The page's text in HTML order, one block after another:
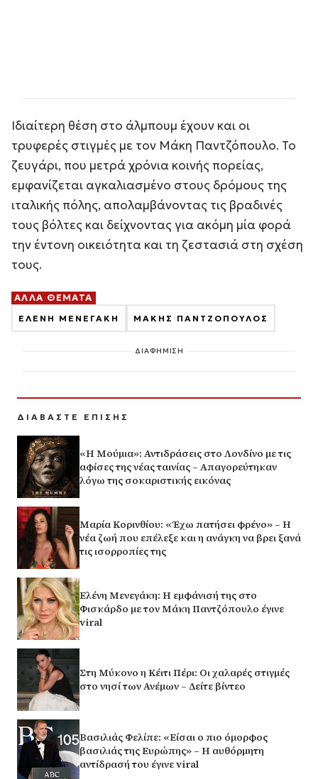
Ιδιαίτερη θέση στο άλμπουμ έχουν και οι
τρυφερές στιγμές με τον Μάκη Παντζόπουλο. Το
ζευγάρι, που μετρά χρόνια κοινής πορείας,
εμφανίζεται αγκαλιασμένο στους δρόμους της
ιταλικής πόλης, απολαμβάνοντας τις βραδινές
τους βόλτες και δείχνοντας για ακόμη μία φορά
την έντονη οικειότητα και τη ζεστασιά στη σχέση
τους.
ΑΛΛΑ ΘΕΜΑΤΑ
ΕΛΕΝΗ ΜΕΝΕΓΑΚΗ ΜΑΚΗΣ ΠΑΝΤΖΟΠΟΥΛΟΣ
ΔΙΑΦΗΜΙΣΗ
ΔΙΑΒΑΣΤΕ ΕΠΙΣΗΣ
«Η Μούμια»: Αντιδράσεις στο Λονδίνο με τις
αφίσες της νέας ταινίας – Απαγορεύτηκαν
λόγω της σοκαριστικής εικόνας
Μαρία Κορινθίου: «Έχω πατήσει φρένο» – Η
νέα ζωή που επέλεξε και η ανάγκη να βρει ξανά
τις ισορροπίες της
Ελένη Μενεγάκη: Η εμφάνισή της στο
Φισκάρδο με τον Μάκη Παντζόπουλο έγινε
viral
Στη Μύκονο η Κέιτι Πέρι: Οι χαλαρές στιγμές
στο νησί των Ανέμων – Δείτε βίντεο
Βασιλιάς Φελίπε: «Είσαι ο πιο όμορφος
βασιλιάς της Ευρώπης» – Η αυθόρμητη
αντίδρασή του έγινε viral